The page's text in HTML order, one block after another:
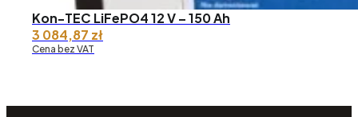
Kon-TEC LiFePO4 12 V – 150 Ah
3 084,87 zł
Cena bez VAT